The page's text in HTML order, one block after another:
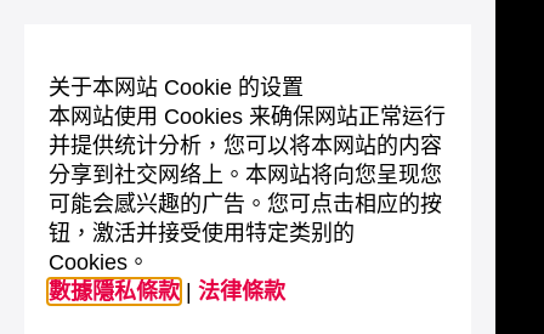
关于本网站 Cookie 的设置
本网站使用 Cookies 来确保网站正常运行
并提供统计分析，您可以将本网站的内容
分享到社交网络上。本网站将向您呈现您
可能会感兴趣的广告。您可点击相应的按
钮，激活并接受使用特定类别的
Cookies。
數據隱私條款
法律條款